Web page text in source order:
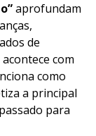
aprofundam
de
com
como
a principal
para